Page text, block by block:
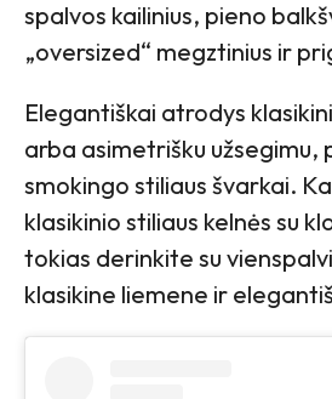
spalvos kailinius, pieno
„oversized“ megztinius ir
Elegantiškai atrodys
arba asimetrišku užsegimu,
smokingo stiliaus švarkai.
klasikinio stiliaus kelnės su
tokias derinkite su
klasikine liemene ir